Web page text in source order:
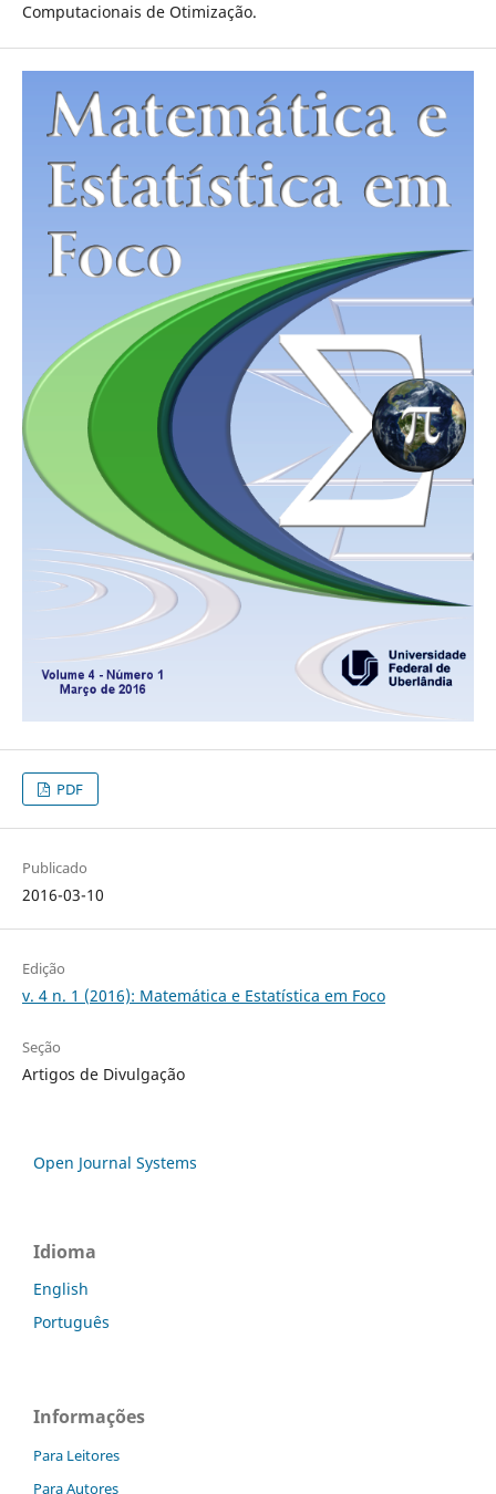
Computacionais de Otimização.
PDF
Publicado
2016-03-10
Edição
v. 4 n. 1 (2016): Matemática e Estatística em Foco
Seção
Artigos de Divulgação
Open Journal Systems
Idioma
English
Português
Informações
Para Leitores
Para Autores